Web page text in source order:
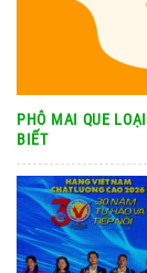
PHÔ MAI QUE
BIẾT